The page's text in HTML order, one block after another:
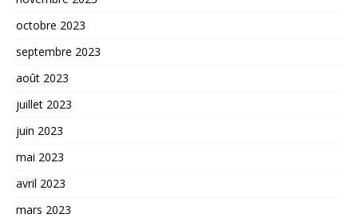
octobre 2023
septembre 2023
août 2023
juillet 2023
juin 2023
mai 2023
avril 2023
mars 2023